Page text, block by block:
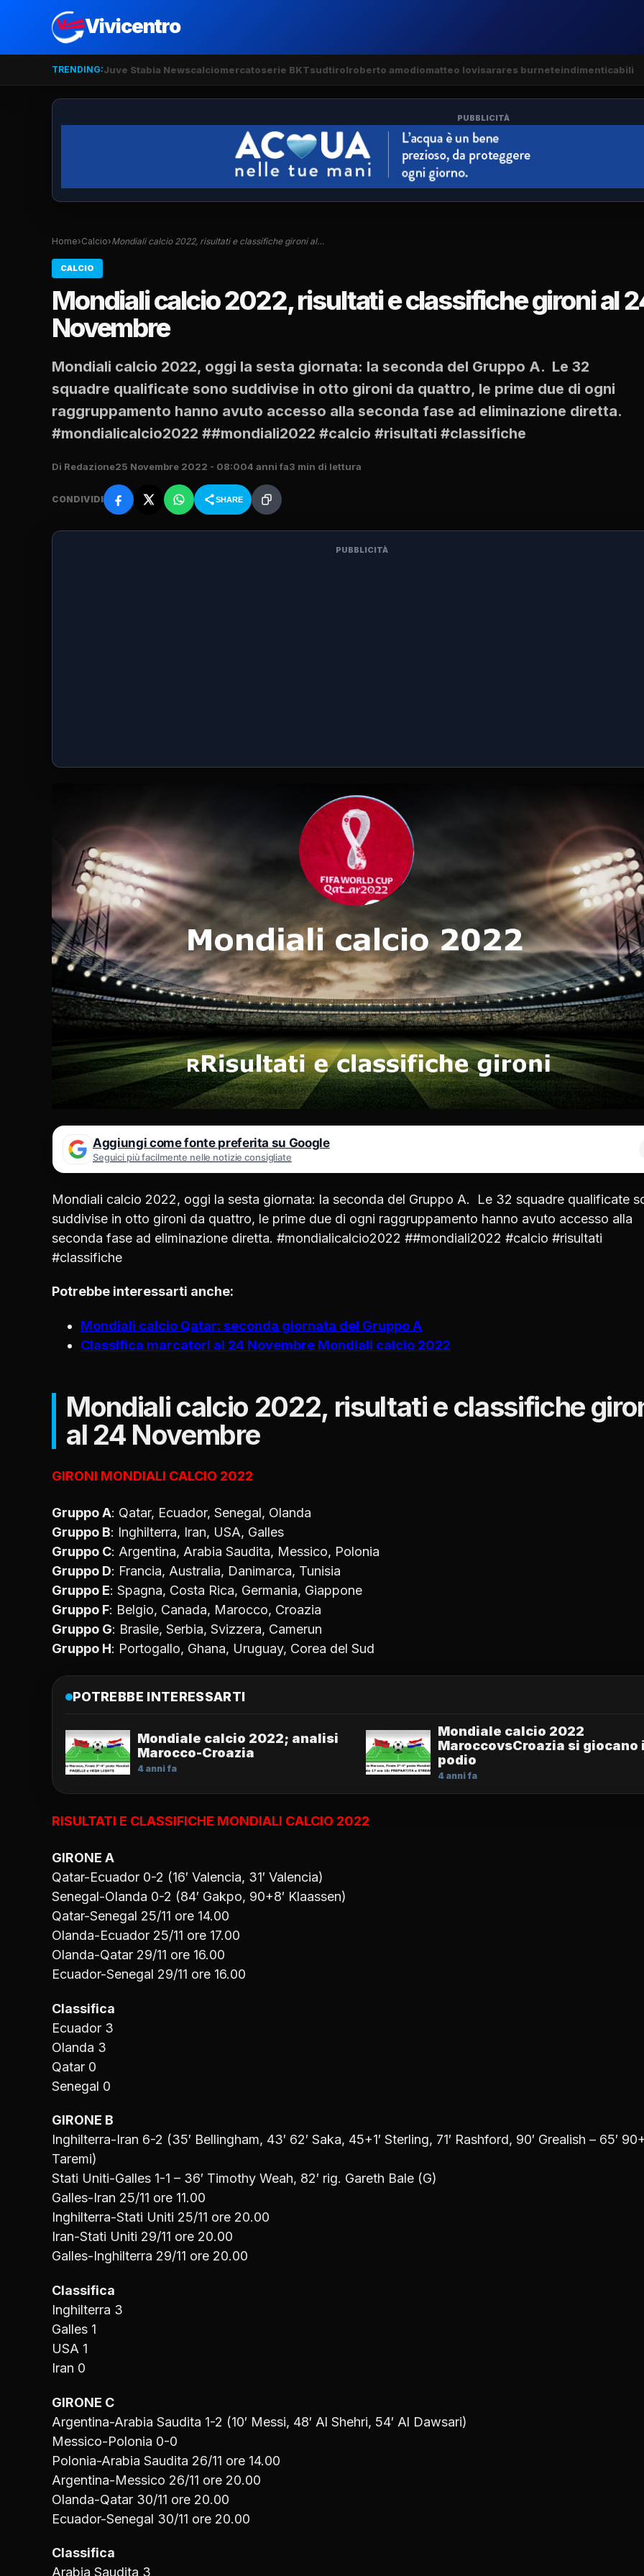
Vivicentro
TRENDING:Juve Stabia Newscalciomercatoserie BKTsudtirolroberto amodiomatteo lovisarares burneteindimenticabili
PUBBLICITÀ
Home›Calcio›Mondiali calcio 2022, risultati e classifiche gironi al…
CALCIO
Mondiali calcio 2022, risultati e classifiche gironi al
Novembre
Mondiali calcio 2022, oggi la sesta giornata: la seconda del Gruppo A. Le 32
squadre qualificate sono suddivise in otto gironi da quattro, le prime due di ogni
raggruppamento hanno avuto accesso alla seconda fase ad eliminazione diretta.
#mondialicalcio2022 ##mondiali2022 #calcio #risultati #classifiche
Di Redazione25 Novembre 2022 - 08:004 anni fa3 min di lettura
CONDIVIDI SHARE
PUBBLICITÀ
Aggiungi come fonte preferita su Google
Seguici più facilmente nelle notizie consigliate
Mondiali calcio 2022, oggi la sesta giornata: la seconda del Gruppo A. Le 32 squadre qualificate
suddivise in otto gironi da quattro, le prime due di ogni raggruppamento hanno avuto accesso alla
seconda fase ad eliminazione diretta. #mondialicalcio2022 ##mondiali2022 #calcio #risultati
#classifiche
Potrebbe interessarti anche:
Mondiali calcio Qatar: seconda giornata del Gruppo A
Classifica marcatori al 24 Novembre Mondiali calcio 2022
Mondiali calcio 2022, risultati e classifiche
al 24 Novembre
GIRONI MONDIALI CALCIO 2022
Gruppo A: Qatar, Ecuador, Senegal, Olanda
Gruppo B: Inghilterra, Iran, USA, Galles
Gruppo C: Argentina, Arabia Saudita, Messico, Polonia
Gruppo D: Francia, Australia, Danimarca, Tunisia
Gruppo E: Spagna, Costa Rica, Germania, Giappone
Gruppo F: Belgio, Canada, Marocco, Croazia
Gruppo G: Brasile, Serbia, Svizzera, Camerun
Gruppo H: Portogallo, Ghana, Uruguay, Corea del Sud
POTREBBE INTERESSARTI
Mondiale calcio 2022; analisi
Marocco-Croazia
4 anni fa
Mondiale calcio 2022
MaroccovsCroazia si giocano
podio
4 anni fa
RISULTATI E CLASSIFICHE MONDIALI CALCIO 2022
GIRONE A
Qatar-Ecuador 0-2 (16′ Valencia, 31′ Valencia)
Senegal-Olanda 0-2 (84′ Gakpo, 90+8′ Klaassen)
Qatar-Senegal 25/11 ore 14.00
Olanda-Ecuador 25/11 ore 17.00
Olanda-Qatar 29/11 ore 16.00
Ecuador-Senegal 29/11 ore 16.00
Classifica
Ecuador 3
Olanda 3
Qatar 0
Senegal 0
GIRONE B
Inghilterra-Iran 6-2 (35′ Bellingham, 43′ 62′ Saka, 45+1′ Sterling, 71′ Rashford, 90′ Grealish – 65′
Taremi)
Stati Uniti-Galles 1-1 – 36′ Timothy Weah, 82′ rig. Gareth Bale (G)
Galles-Iran 25/11 ore 11.00
Inghilterra-Stati Uniti 25/11 ore 20.00
Iran-Stati Uniti 29/11 ore 20.00
Galles-Inghilterra 29/11 ore 20.00
Classifica
Inghilterra 3
Galles 1
USA 1
Iran 0
GIRONE C
Argentina-Arabia Saudita 1-2 (10′ Messi, 48′ Al Shehri, 54′ Al Dawsari)
Messico-Polonia 0-0
Polonia-Arabia Saudita 26/11 ore 14.00
Argentina-Messico 26/11 ore 20.00
Olanda-Qatar 30/11 ore 20.00
Ecuador-Senegal 30/11 ore 20.00
Classifica
Arabia Saudita 3